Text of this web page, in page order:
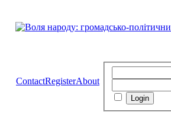
ContactRegisterAbout